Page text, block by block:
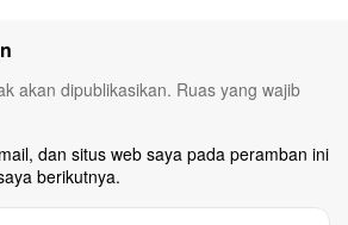
akan dipublikasikan. Ruas yang wajib
dan situs web saya pada peramban ini
berikutnya.